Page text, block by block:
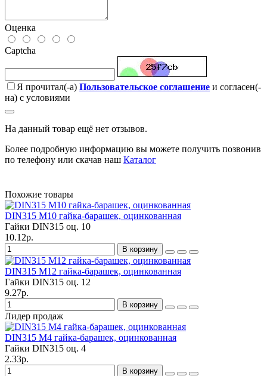
Оценка
Captcha
Я прочитал(-а) Пользовательское соглашение и согласен(-
на) с условиями
На данный товар ещё нет отзывов.
Более подробную информацию вы можете получить позвонив
по телефону или скачав наш Каталог
Похожие товары
DIN315 M10 гайка-барашек, оцинкованная
Гайки DIN315 оц. 10
10.12р.
В корзину
DIN315 M12 гайка-барашек, оцинкованная
Гайки DIN315 оц. 12
9.27р.
В корзину
Лидер продаж
DIN315 M4 гайка-барашек, оцинкованная
Гайки DIN315 оц. 4
2.33р.
В корзину